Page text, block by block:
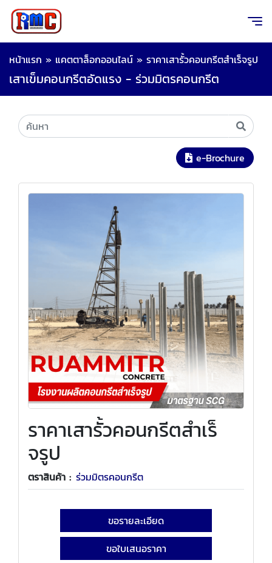
หน้าแรก » แคตตาล็อกออนไลน์ » ราคาเสารั้วคอนกรีตสําเร็จรูป
เสาเข็มคอนกรีตอัดแรง - ร่วมมิตรคอนกรีต
e-Brochure
ราคาเสารั้วคอนกรีตสําเร็
จรูป
ตราสินค้า : ร่วมมิตรคอนกรีต
ขอรายละเอียด
ขอใบเสนอราคา